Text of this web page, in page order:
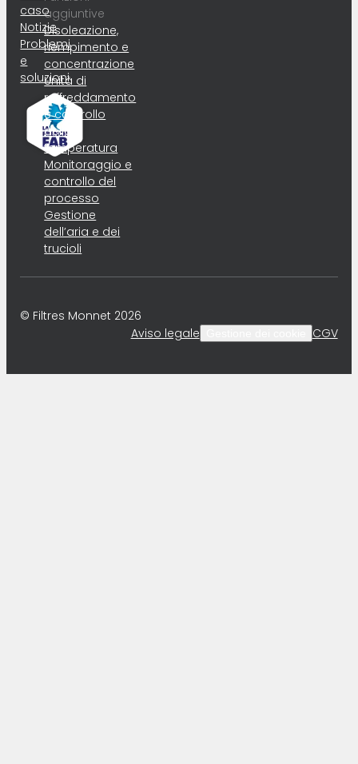
caso
Notizie
Problemi
e
soluzioni
aggiuntive
Disoleazione,
riempimento e
concentrazione
Unità di
raffreddamento
e controllo
della
temperatura
Monitoraggio e
controllo del
processo
Gestione
dell’aria e dei
trucioli
© Filtres Monnet 2026
Aviso legale
CGV